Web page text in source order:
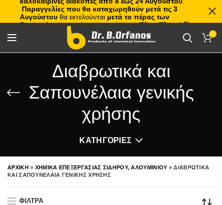
0
Διαβρωτικά και
Σαπουνέλαια γενικής
χρήσης
ΚΑΤΗΓΟΡΙΕΣ
ΑΡΧΙΚΗ» ΧΗΜΙΚΑ ΕΠΕΞΕΡΓΑΣΙΑΣ ΣΙΔΗΡΟΥ, ΑΛΟΥΜΙΝΙΟΥ »ΔΙΑΒΡΩΤΙΚΑ
ΚΑΙ ΣΑΠΟΥΝΕΛΑΙΑ ΓΕΝΙΚΗΣ ΧΡΗΣΗΣ
ΦΙΛΤΡΑ
Παραγγελίες που θα καταχωρηθούν μετά τις 3
Αυγούστου θα εκτελούνται μετά το πέρας των
διακοπών, με σειρά προτεραιότητας.Πλιτς Πλατς!🏖️🌊